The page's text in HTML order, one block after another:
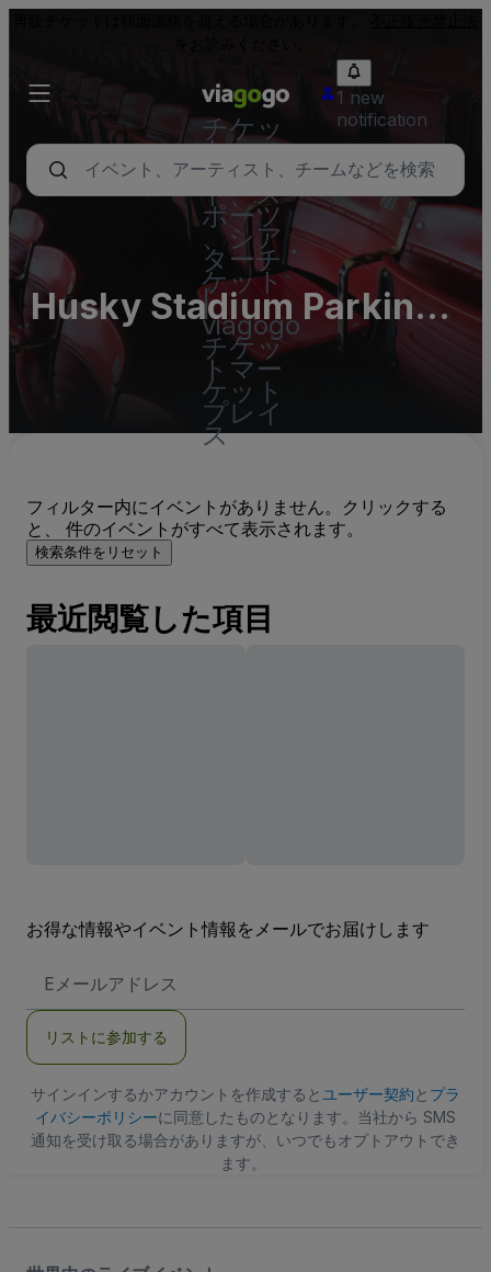
チケッ
ト - コ
ンサー
ト、ス
ポーツ
、シア
ターチ
ケット
|
viagogo
チケッ
トマー
ケット
プレイ
ス
1 new
notification
Husky Stadium Parking
Lots (InActive)
フィルター内にイベントがありません。クリックする
と、 件のイベントがすべて表示されます。
検索条件をリセット
最近閲覧した項目
お得な情報やイベント情報をメールでお届けします
メ
ア
ス
リストに参加する
サインインするかアカウントを作成すると ユーザー契約と プラ
イバシーポリシーに同意したものとなります。当社から SMS
通知を受け取る場合がありますが、いつでもオプトアウトでき
ます。